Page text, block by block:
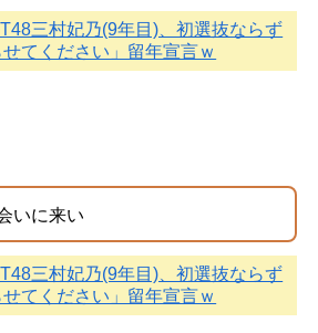
三村妃乃(9年目)、初選抜ならず
てください」留年宣言ｗ
いに来い
三村妃乃(9年目)、初選抜ならず
てください」留年宣言ｗ